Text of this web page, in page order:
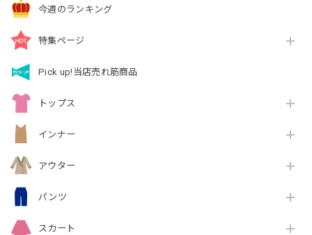
今週のランキング
特集ページ
Pick up!当店売れ筋商品
トップス
インナー
アウター
パンツ
スカート